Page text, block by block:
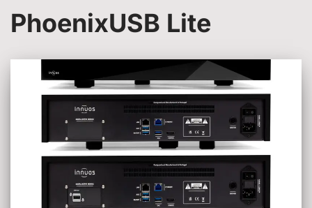
PhoenixUSB Lite